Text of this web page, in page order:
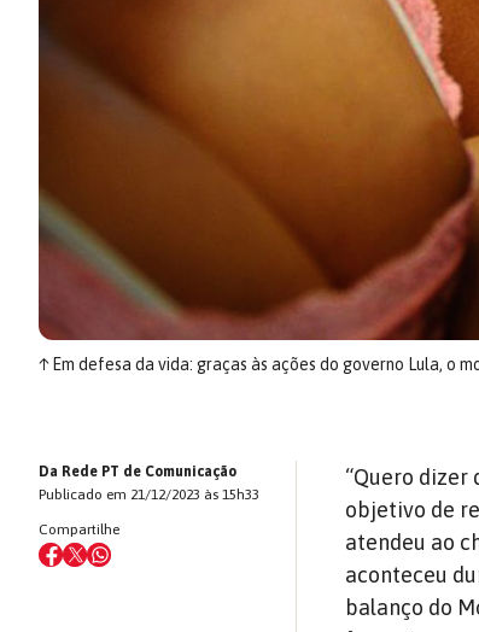
↑Em defesa da vida: graças às ações do governo Lula, o
Da Rede PT de Comunicação
Publicado em 21/12/2023 às 15h33
Compartilhe
“Quero dizer
objetivo de
atendeu ao
aconteceu
balanço do